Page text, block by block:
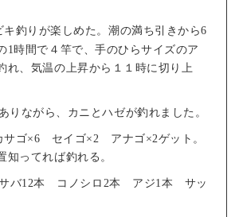
キ釣りが楽しめた。潮の満ち引きから6
1時間で４竿で、手のひらサイズのア
れ、気温の上昇から１１時に切り上
りながら、カニとハゼが釣れました。
サゴ×6 セイゴ×2 アナゴ×2ゲット。
知ってれば釣れる。
サバ12本 コノシロ2本 アジ1本 サッ